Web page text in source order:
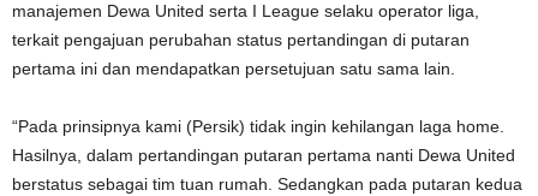
manajemen Dewa United serta I League selaku operator liga,
terkait pengajuan perubahan status pertandingan di putaran
pertama ini dan mendapatkan persetujuan satu sama lain.
“Pada prinsipnya kami (Persik) tidak ingin kehilangan laga home.
Hasilnya, dalam pertandingan putaran pertama nanti Dewa United
berstatus sebagai tim tuan rumah. Sedangkan pada putaran kedua